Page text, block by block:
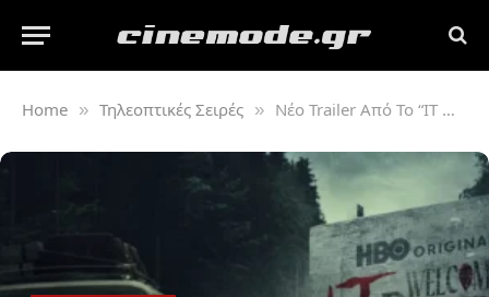
Home » Τηλεοπτικές Σειρές » Νέο Trailer Από Το “IT Welcome to Derry”